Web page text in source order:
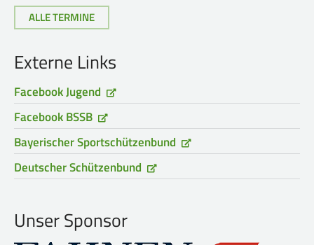
ALLE TERMINE
Externe Links
Facebook Jugend
Facebook BSSB
Bayerischer Sportschützenbund
Deutscher Schützenbund
Unser Sponsor